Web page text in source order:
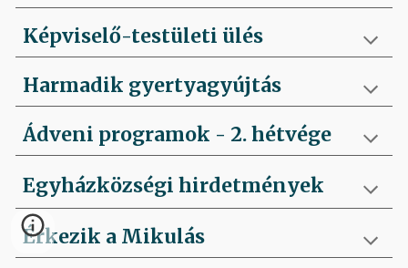
Képviselő-testületi ülés
Harmadik gyertyagyújtás
Ádveni programok - 2. hétvége
Egyházközségi hirdetmények
Érkezik a Mikulás